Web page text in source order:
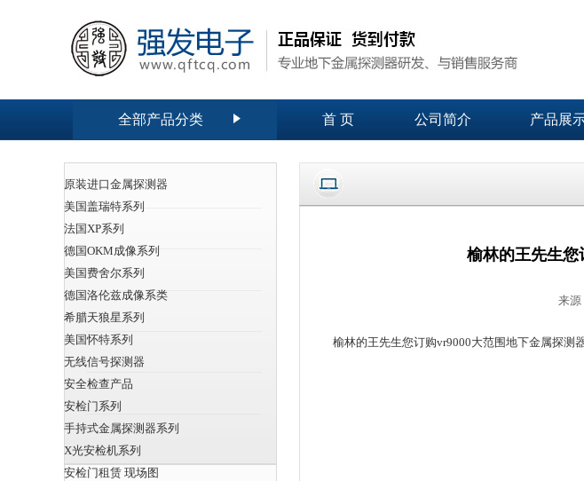
全部产品分类 首 页 公司简介 产品展
原装进口金属探测器
美国盖瑞特系列
法国XP系列
德国OKM成像系列
美国费舍尔系列
德国洛伦兹成像系类
希腊天狼星系列
美国怀特系列
无线信号探测器
安全检查产品
安检门系列
手持式金属探测器系列
X光安检机系列
安检门租赁 现场图
榆林的王先生您
来源
榆林的王先生您订购vr9000大范围地下金属探测